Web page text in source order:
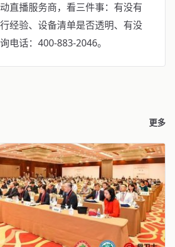
直播服务商，看三件事：有没有
经验、设备清单是否透明、有没
电话：400-883-2046。
更多